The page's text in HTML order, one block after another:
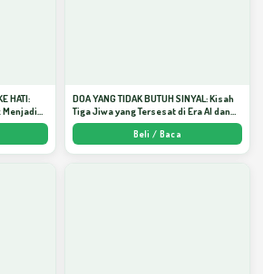
HATI:
Menjadi
DOA YANG TIDAK BUTUH SINYAL: Kisah
Tiga Jiwa yang Tersesat di Era AI dan
Menemukan Jalan Pulang di Bulan
Ramadhan" - Arda Dinata
Beli / Baca